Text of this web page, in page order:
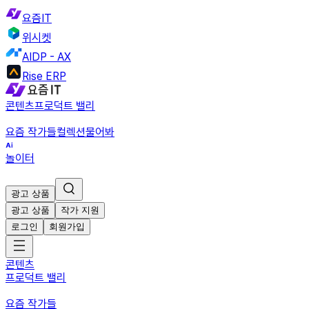
요즘IT
위시켓
AIDP - AX
Rise ERP
콘텐츠프로덕트 밸리
요즘 작가들컬렉션물어봐
놀이터
광고 상품
광고 상품
작가 지원
로그인
회원가입
콘텐츠
프로덕트 밸리
요즘 작가들